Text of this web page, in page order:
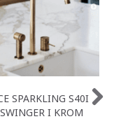
SPARKLING S40I
I KROM